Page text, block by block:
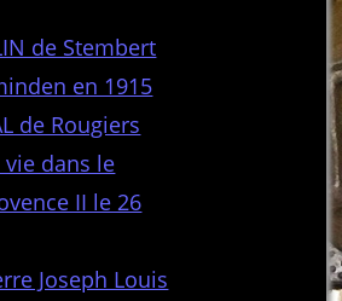
de Stembert
en 1915
de Rougiers
vie dans le
II le 26
Joseph Louis